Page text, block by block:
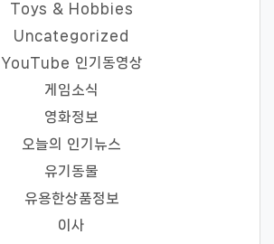
Toys & Hobbies
Uncategorized
YouTube 인기동영상
게임소식
영화정보
오늘의 인기뉴스
유기동물
유용한상품정보
이사